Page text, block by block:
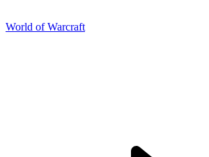
World of Warcraft